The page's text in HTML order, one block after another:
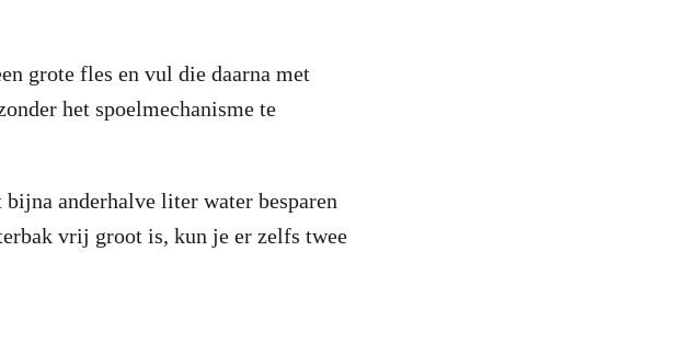
grote fles en vul die daarna met
het spoelmechanisme te
anderhalve liter water besparen
vrij groot is, kun je er zelfs twee